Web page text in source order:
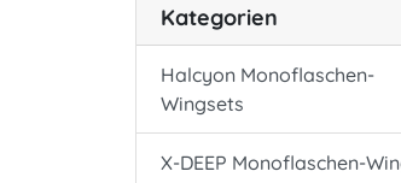
Kategorien
Halcyon Monoflaschen-
Wingsets
X-DEEP Monoflaschen-